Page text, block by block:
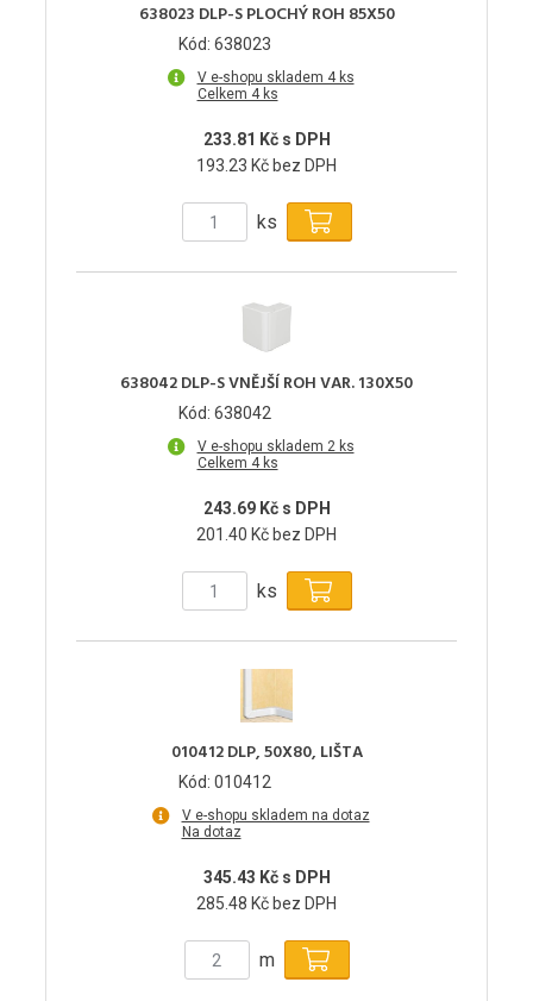
638023 DLP-S PLOCHÝ ROH 85X50
Kód: 638023
V e-shopu skladem 4 ks
Celkem 4 ks
233.81 Kč s DPH
193.23 Kč bez DPH
ks
638042 DLP-S VNĚJŠÍ ROH VAR. 130X50
Kód: 638042
V e-shopu skladem 2 ks
Celkem 4 ks
243.69 Kč s DPH
201.40 Kč bez DPH
ks
010412 DLP, 50X80, LIŠTA
Kód: 010412
V e-shopu skladem na dotaz
Na dotaz
345.43 Kč s DPH
285.48 Kč bez DPH
m